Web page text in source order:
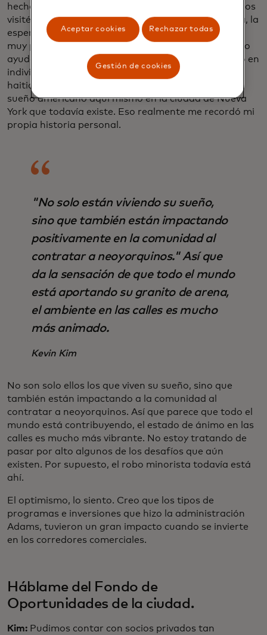
hecho de que les estuviera yendo muy bien cuando los
visité te dice algo, ¿verdad? La historia, la resiliencia, la
esperanza de los neoyorquinos que vienen aquí con
muy poco y comienzan un pequeño negocio y no solo
ayudan a su propia familia, pero sé que ese negocio en
individuo estaba retribuyendo a la comunidad
haitiano-estadounidense. Y así es ese ciclo, vivir el
sueño americano aquí mismo en la ciudad de Nueva
York que todavía existe. Eso realmente me recordó mi
propia historia personal.
"No solo están viviendo su sueño,
sino que también están impactando
positivamente en la comunidad al
contratar a neoyorquinos." Así que
da la sensación de que todo el mundo
está aportando su granito de arena,
el ambiente en las calles es mucho
más animado.
Kevin Kim
No son solo ellos los que viven su sueño, sino que
también están impactando a la comunidad al
contratar a neoyorquinos. Así que parece que todo el
mundo está contribuyendo, el estado de ánimo en las
calles es mucho más vibrante. No estoy tratando de
pasar por alto algunos de los desafíos que aún
existen. Por supuesto, el robo minorista todavía está
ahí.
El optimismo, lo siento. Creo que los tipos de
programas e inversiones que hizo la administración
Adams, tuvieron un gran impacto cuando se invierte
en los corredores comerciales.
Háblame del Fondo de
Oportunidades de la ciudad.
Kim: Pudimos contar con socios privados tan
Aceptar cookies Rechazar todas
Gestión de cookies